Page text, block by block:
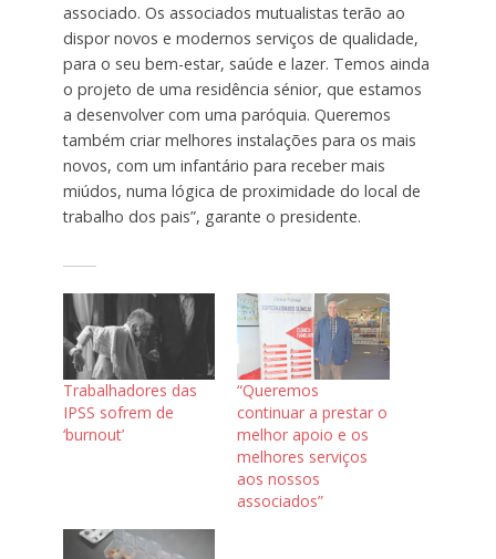
associado. Os associados mutualistas terão ao
dispor novos e modernos serviços de qualidade,
para o seu bem-estar, saúde e lazer. Temos ainda
o projeto de uma residência sénior, que estamos
a desenvolver com uma paróquia. Queremos
também criar melhores instalações para os mais
novos, com um infantário para receber mais
miúdos, numa lógica de proximidade do local de
trabalho dos pais”, garante o presidente.
Trabalhadores das
IPSS sofrem de
‘burnout’
“Queremos
continuar a prestar o
melhor apoio e os
melhores serviços
aos nossos
associados”